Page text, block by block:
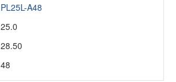
PL25L-A48
25.0
28.50
48